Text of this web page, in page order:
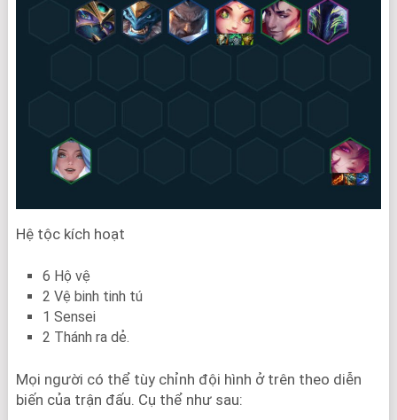
Hệ tộc kích hoạt
6 Hộ vệ
2 Vệ binh tinh tú
1 Sensei
2 Thánh ra dẻ.
Mọi người có thể tùy chỉnh đội hình ở trên theo diễn
biến của trận đấu. Cụ thể như sau: